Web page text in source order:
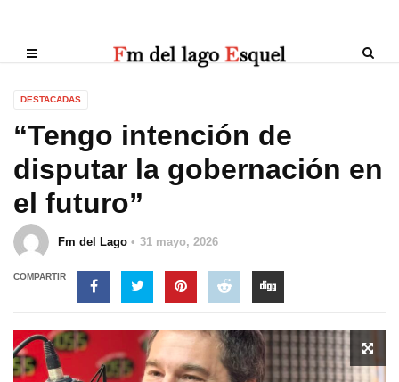
DESTACADAS
“Tengo intención de
disputar la gobernación en
el futuro”
Fm del Lago 31 mayo, 2026
COMPARTIR